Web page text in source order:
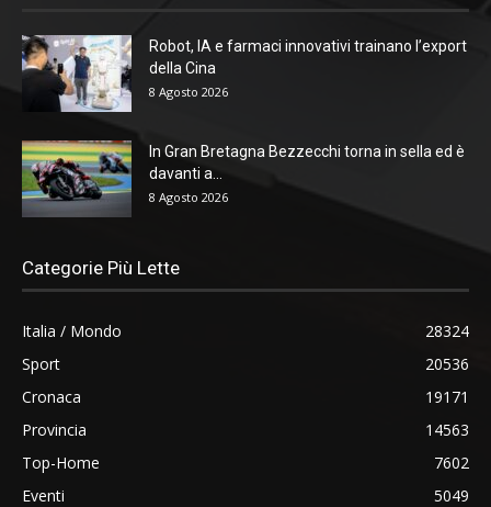
Robot, IA e farmaci innovativi trainano l’export
della Cina
8 Agosto 2026
In Gran Bretagna Bezzecchi torna in sella ed è
davanti a...
8 Agosto 2026
Categorie Più Lette
Italia / Mondo
28324
Sport
20536
Cronaca
19171
Provincia
14563
Top-Home
7602
Eventi
5049